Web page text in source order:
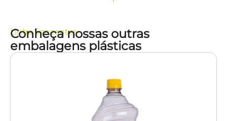
LinhaSaneantes
Conheça nossas outras
embalagens plásticas